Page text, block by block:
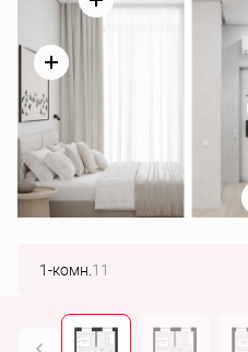
1-комн.11